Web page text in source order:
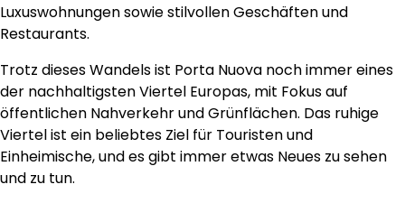
Luxuswohnungen sowie stilvollen Geschäften und
Restaurants.
Trotz dieses Wandels ist Porta Nuova noch immer eines
der nachhaltigsten Viertel Europas, mit Fokus auf
öffentlichen Nahverkehr und Grünflächen. Das ruhige
Viertel ist ein beliebtes Ziel für Touristen und
Einheimische, und es gibt immer etwas Neues zu sehen
und zu tun.